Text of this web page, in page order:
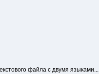
файла с двумя языками...